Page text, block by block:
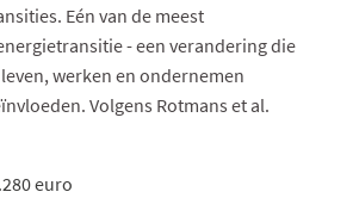
Eén van de meest
- een verandering die
werken en ondernemen
Volgens Rotmans et al.
euro